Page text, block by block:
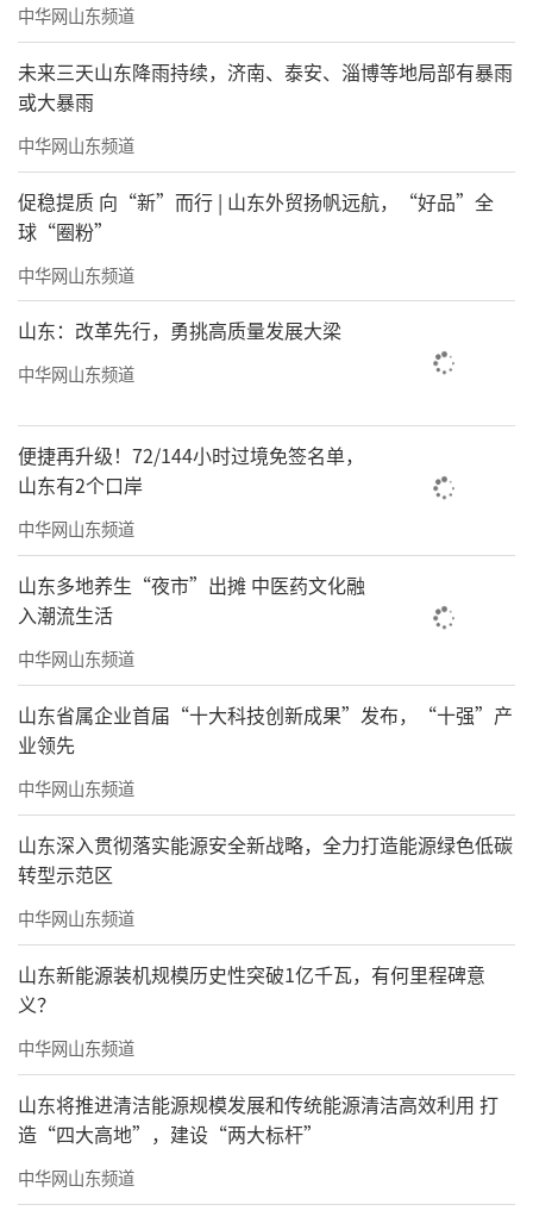
李沧OPC创新区内，青岛汇恒网络咨询有
限公司代表了另一类OPC：
拥有敏锐嗅觉的互联网老兵，借力AI在留
业理顺新媒体板块的链路和转化，加速线上获
客。这类企业虽然不如海洋科技“硬核”，但
他们是市场活力的“毛细血管”，在大走廊内
汲取流量、打磨算法，为区域经济贡献最直接
的数字化转型动力。
12家企业，是青岛科创大走廊OPC浪潮中
的一个缩影。透过这些范本不难发现，OPC模
式并非只是“为了省钱”，它本质上是AI时代对
个人能力的极致解放。从“单兵作战”到“群
星闪耀”，53公里的“黄金廊道”正以厚实的
产业生态守护着每一星燎原之火。
这是一场关于效率与勇气的远征，属于青
岛AI创业者的黄金时代即将开启。
中华网山东频道
未来三天山东降雨持续，济南、泰安、淄博等地局部有暴雨
或大暴雨
中华网山东频道
促稳提质 向“新”而行 | 山东外贸扬帆远航，“好品”全
球“圈粉”
中华网山东频道
山东：改革先行，勇挑高质量发展大梁
中华网山东频道
便捷再升级！72/144小时过境免签名单，
山东有2个口岸
中华网山东频道
山东多地养生“夜市”出摊 中医药文化融
入潮流生活
中华网山东频道
山东省属企业首届“十大科技创新成果”发布，“十强”产
业领先
中华网山东频道
山东深入贯彻落实能源安全新战略，全力打造能源绿色低碳
转型示范区
中华网山东频道
山东新能源装机规模历史性突破1亿千瓦，有何里程碑意
义？
中华网山东频道
山东将推进清洁能源规模发展和传统能源清洁高效利用 打
造“四大高地”，建设“两大标杆”
中华网山东频道